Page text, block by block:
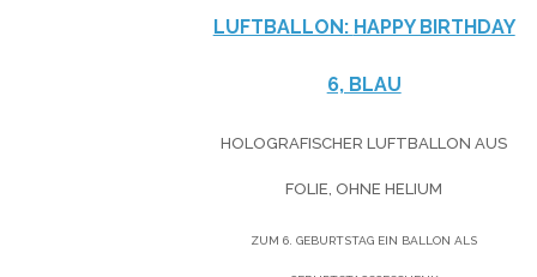
LUFTBALLON: HAPPY BIRTHDAY
6, BLAU
HOLOGRAFISCHER LUFTBALLON AUS
FOLIE, OHNE HELIUM
ZUM 6. GEBURTSTAG EIN BALLON ALS